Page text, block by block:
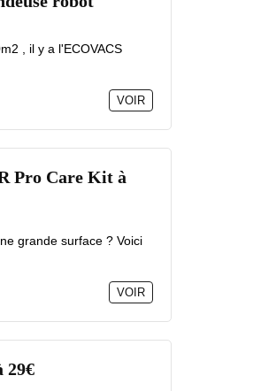
, il y a l'ECOVACS
VOIR
Pro Care Kit à
grande surface ? Voici
VOIR
29€